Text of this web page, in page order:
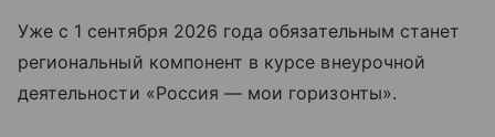
Уже с 1 сентября 2026 года обязательным станет
региональный компонент в курсе внеурочной
деятельности «Россия — мои горизонты».